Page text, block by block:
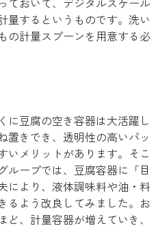
量するというものです。洗い
の計量スプーンを用意する必
に豆腐の空き容器は大活躍し
置きでき、透明性の高いパッ
いメリットがあります。そこ
ループでは、豆腐容器に「目
により、液体調味料や油・料
るよう改良してみました。お
、計量容器が増えていき、